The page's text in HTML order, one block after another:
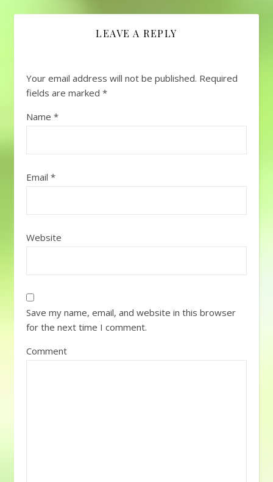
LEAVE A REPLY
Your email address will not be published. Required
fields are marked *
Name *
Email *
Website
Save my name, email, and website in this browser
for the next time I comment.
Comment